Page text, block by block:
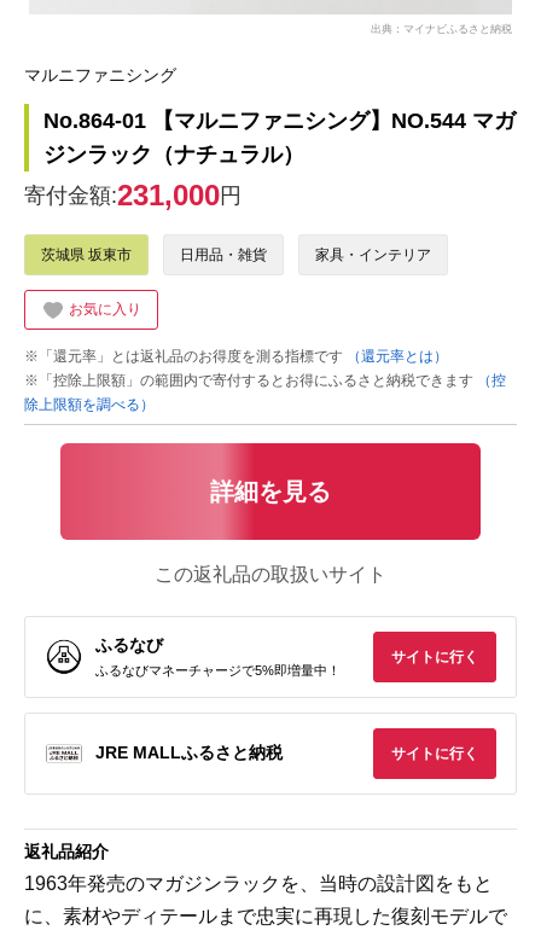
出典：マイナビふるさと納税
マルニファニシング
No.864-01 【マルニファニシング】NO.544 マガ
ジンラック（ナチュラル）
寄付金額:231,000円
茨城県 坂東市 日用品・雑貨 家具・インテリア
お気に入り
※「還元率」とは返礼品のお得度を測る指標です
（還元率とは）
※「控除上限額」の範囲内で寄付するとお得にふるさと納税できます
（控
除上限額を調べる）
詳細を見る
この返礼品の取扱いサイト
ふるなび
ふるなびマネーチャージで5%即増量中！
サイトに行く
JRE MALLふるさと納税 サイトに行く
返礼品紹介
1963年発売のマガジンラックを、当時の設計図をもと
に、素材やディテールまで忠実に再現した復刻モデルで